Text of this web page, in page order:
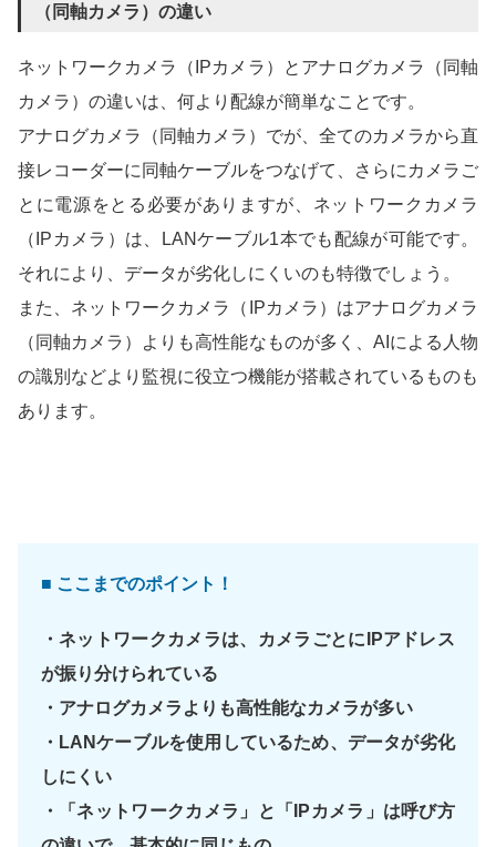
（同軸カメラ）の違い
ネットワークカメラ（IPカメラ）とアナログカメラ（同軸
カメラ）の違いは、何より配線が簡単なことです。
アナログカメラ（同軸カメラ）でが、全てのカメラから直
接レコーダーに同軸ケーブルをつなげて、さらにカメラご
とに電源をとる必要がありますが、ネットワークカメラ
（IPカメラ）は、LANケーブル1本でも配線が可能です。
それにより、データが劣化しにくいのも特徴でしょう。
また、ネットワークカメラ（IPカメラ）はアナログカメラ
（同軸カメラ）よりも高性能なものが多く、AIによる人物
の識別などより監視に役立つ機能が搭載されているものも
あります。
■ ここまでのポイント！
・ネットワークカメラは、カメラごとにIPアドレス
が振り分けられている
・アナログカメラよりも高性能なカメラが多い
・LANケーブルを使用しているため、データが劣化
しにくい
・「ネットワークカメラ」と「IPカメラ」は呼び方